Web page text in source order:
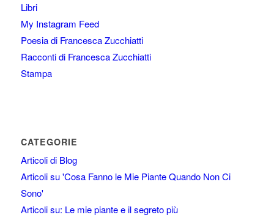
Libri
My Instagram Feed
Poesia di Francesca Zucchiatti
Racconti di Francesca Zucchiatti
Stampa
CATEGORIE
Articoli di Blog
Articoli su 'Cosa Fanno le Mie Piante Quando Non Ci
Sono'
Articoli su: Le mie piante e il segreto più